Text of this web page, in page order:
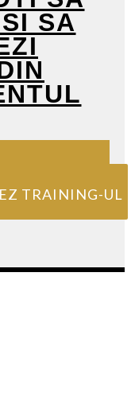
SA
TRAINING-UL